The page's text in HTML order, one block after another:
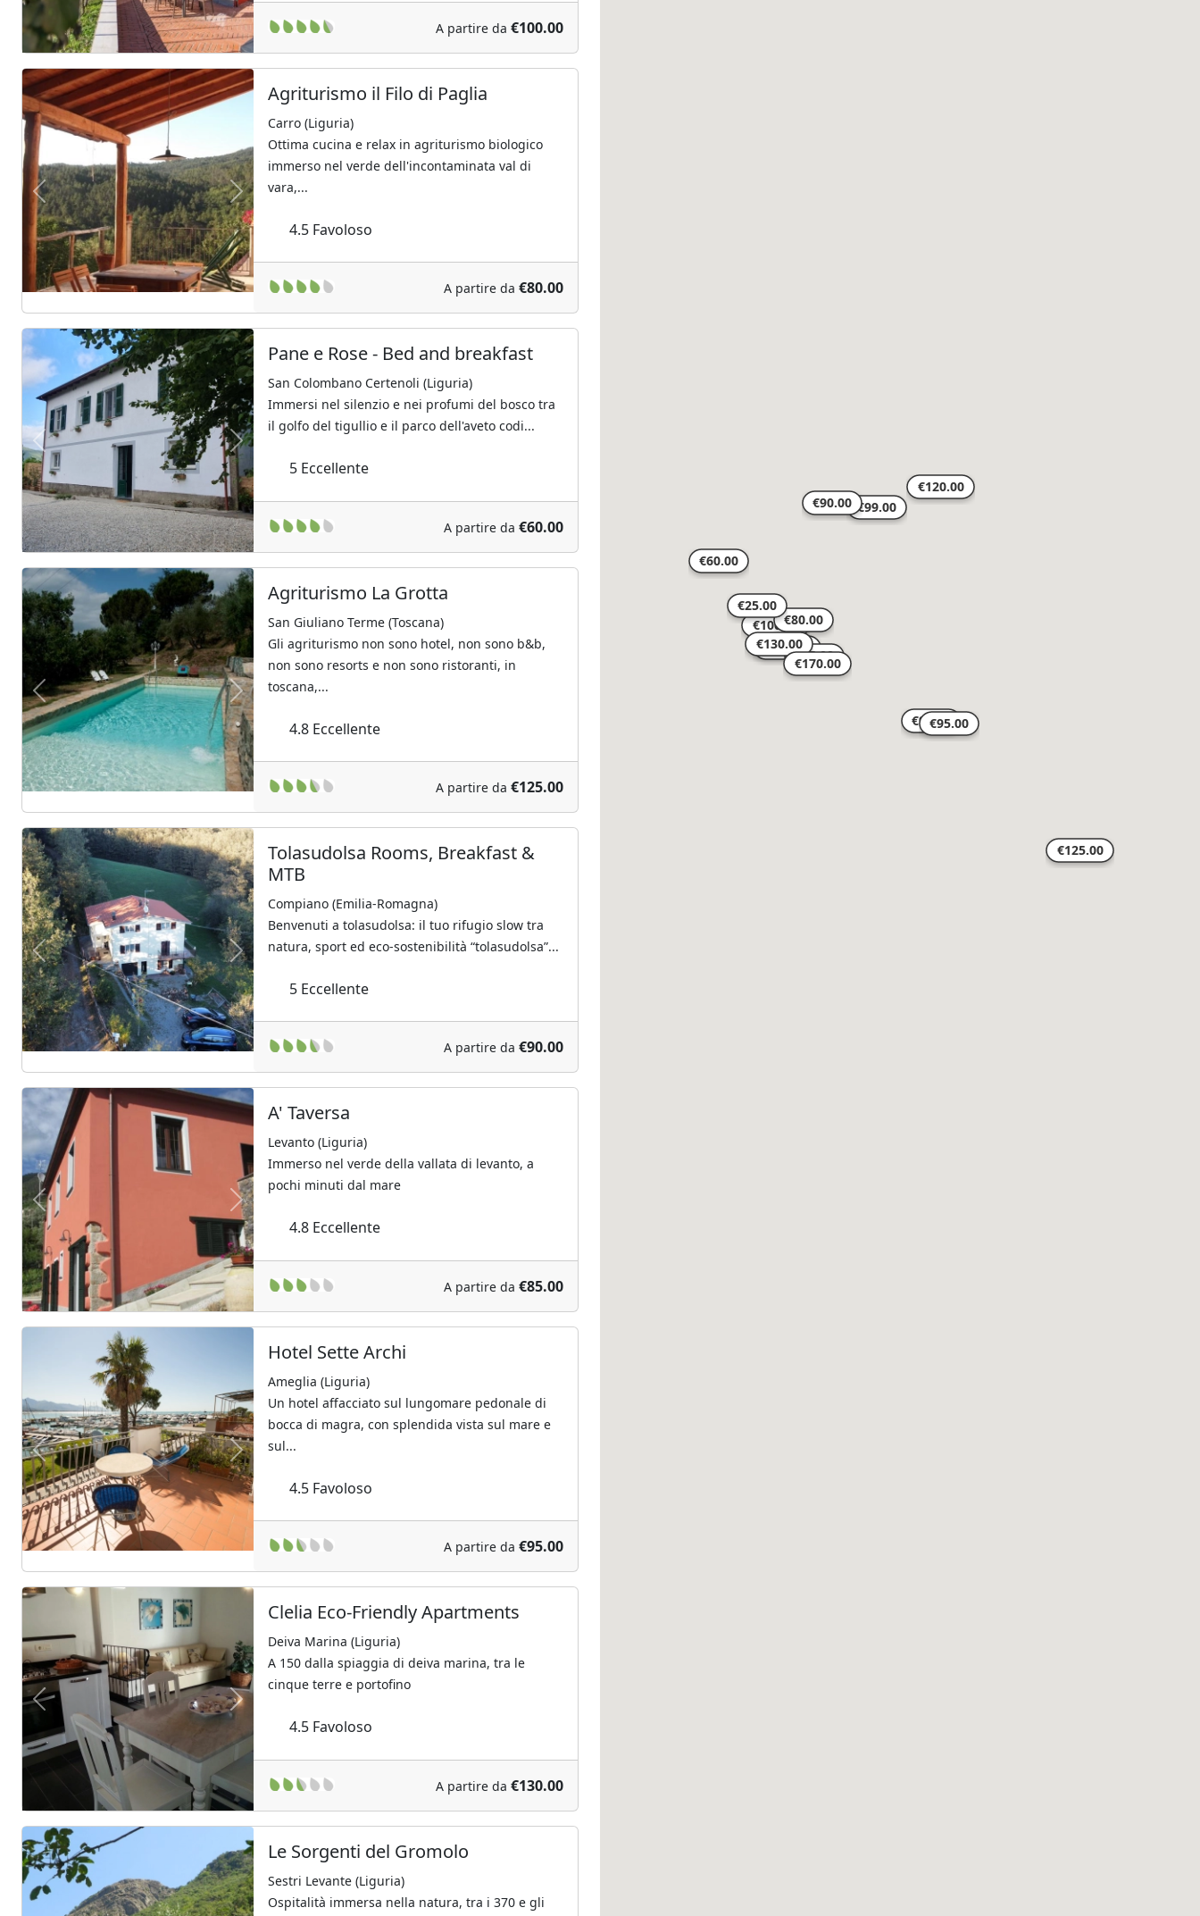
A partire da €100.00
Previous Next
Agriturismo il Filo di Paglia
Carro (Liguria)
Ottima cucina e relax in agriturismo biologico
immerso nel verde dell'incontaminata val di
vara,...
4.5 Favoloso
A partire da €80.00
Previous Next
Pane e Rose - Bed and breakfast
San Colombano Certenoli (Liguria)
Immersi nel silenzio e nei profumi del bosco tra
il golfo del tigullio e il parco dell'aveto codi...
5 Eccellente
A partire da €60.00
Previous Next
Agriturismo La Grotta
San Giuliano Terme (Toscana)
Gli agriturismo non sono hotel, non sono b&b,
non sono resorts e non sono ristoranti, in
toscana,...
4.8 Eccellente
A partire da €125.00
Previous Next
Tolasudolsa Rooms, Breakfast &
MTB
Compiano (Emilia-Romagna)
Benvenuti a tolasudolsa: il tuo rifugio slow tra
natura, sport ed eco-sostenibilità “tolasudolsa”...
5 Eccellente
A partire da €90.00
Previous Next
A' Taversa
Levanto (Liguria)
Immerso nel verde della vallata di levanto, a
pochi minuti dal mare
4.8 Eccellente
A partire da €85.00
Previous Next
Hotel Sette Archi
Ameglia (Liguria)
Un hotel affacciato sul lungomare pedonale di
bocca di magra, con splendida vista sul mare e
sul...
4.5 Favoloso
A partire da €95.00
Previous Next
Clelia Eco-Friendly Apartments
Deiva Marina (Liguria)
A 150 dalla spiaggia di deiva marina, tra le
cinque terre e portofino
4.5 Favoloso
A partire da €130.00
Le Sorgenti del Gromolo
Sestri Levante (Liguria)
Ospitalità immersa nella natura, tra i 370 e gli